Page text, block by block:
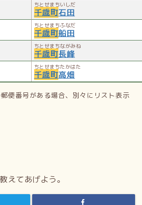
ちとせまちいしだ
千歳町石田
ちとせまちふなだ
千歳町船田
ちとせまちながみね
千歳町長峰
ちとせまちたかはた
千歳町高畑
便番号がある場合、別々にリスト表示
えてあげよう。